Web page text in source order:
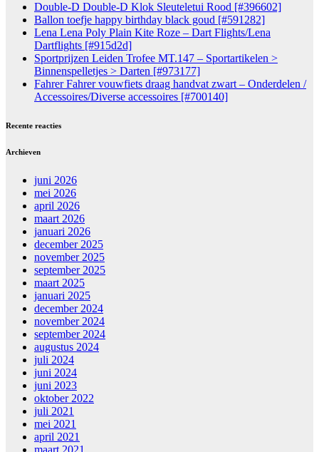
Double-D Double-D Klok Sleuteletui Rood [#396602]
Ballon toefje happy birthday black goud [#591282]
Lena Lena Poly Plain Kite Roze – Dart Flights/Lena
Dartflights [#915d2d]
Sportprijzen Leiden Trofee MT.147 – Sportartikelen >
Binnenspelletjes > Darten [#973177]
Fahrer Fahrer vouwfiets draag handvat zwart – Onderdelen /
Accessoires/Diverse accessoires [#700140]
Recente reacties
Archieven
juni 2026
mei 2026
april 2026
maart 2026
januari 2026
december 2025
november 2025
september 2025
maart 2025
januari 2025
december 2024
november 2024
september 2024
augustus 2024
juli 2024
juni 2024
juni 2023
oktober 2022
juli 2021
mei 2021
april 2021